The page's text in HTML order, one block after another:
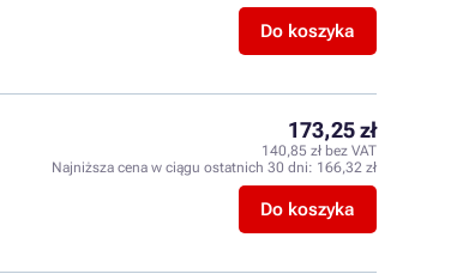
Do koszyka
173,25 zł
140,85 zł bez VAT
Najniższa cena w ciągu ostatnich 30 dni: 166,32 zł
Do koszyka